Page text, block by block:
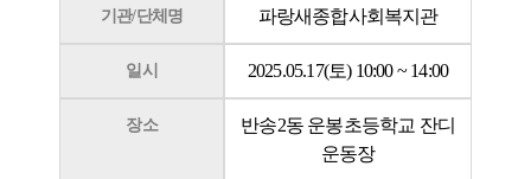
기관/단체명 파랑새종합사회복지관
일시 2025.05.17(토) 10:00 ~ 14:00
장소
반송2동 운봉초등학교 잔디
운동장